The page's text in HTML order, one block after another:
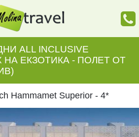
ALL INCLUSIVE
ЕКЗОТИКА - ПОЛЕТ ОТ
Hammamet Superior - 4*